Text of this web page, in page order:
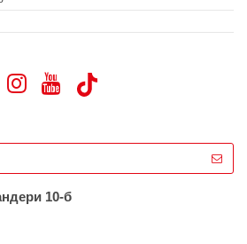
10-б